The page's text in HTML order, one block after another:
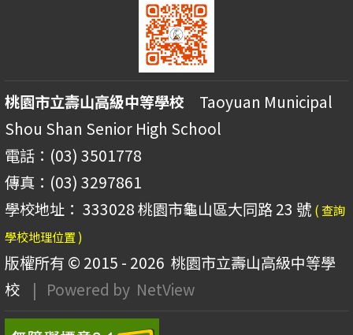
桃園市立壽山高級中等學校 Taoyuan Municipal
Shou Shan Senior High School
電話：(03) 3501778
傳真：(03) 3297861
學校地址： 333028 桃園市龜山區大同路 23 號 ( 查詢
學校地理位置 )
版權所有 © 2015 - 2026 桃園市立壽山高級中等學
校
| Powered by NetView